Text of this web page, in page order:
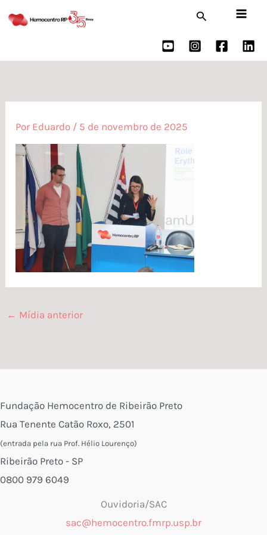
para
conteúdo
Pesquisar
Por Eduardo / 5 de novembro de 2025
← Mídia anterior
Fundação Hemocentro de Ribeirão Preto
Rua Tenente Catão Roxo, 2501
(entrada pela rua Prof. Hélio Lourenço)
Ribeirão Preto - SP
0800 979 6049
Ouvidoria/SAC
sac@hemocentro.fmrp.usp.br